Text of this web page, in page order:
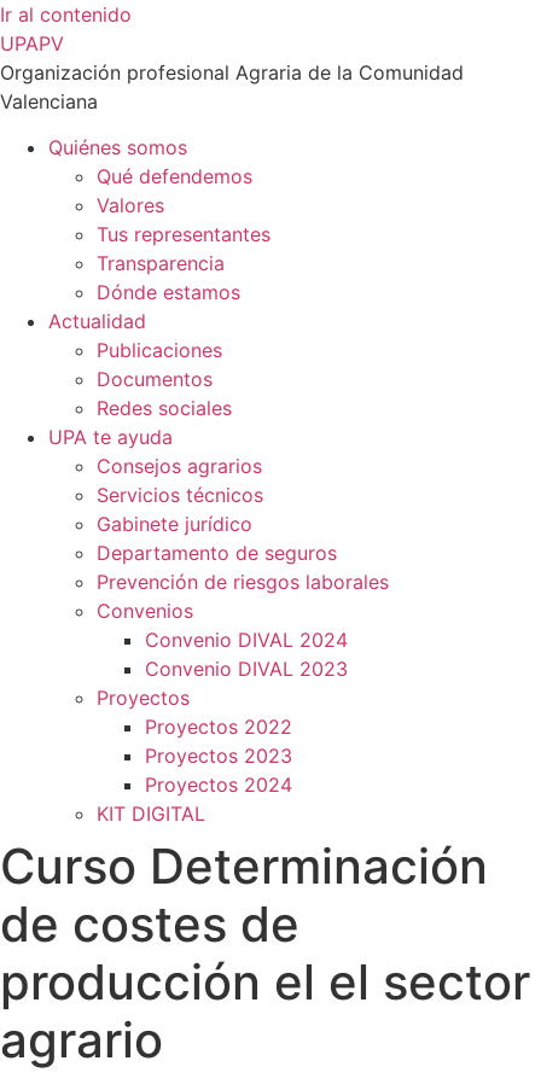
Ir al contenido
UPAPV
Organización profesional Agraria de la Comunidad
Valenciana
Quiénes somos
Qué defendemos
Valores
Tus representantes
Transparencia
Dónde estamos
Actualidad
Publicaciones
Documentos
Redes sociales
UPA te ayuda
Consejos agrarios
Servicios técnicos
Gabinete jurídico
Departamento de seguros
Prevención de riesgos laborales
Convenios
Convenio DIVAL 2024
Convenio DIVAL 2023
Proyectos
Proyectos 2022
Proyectos 2023
Proyectos 2024
KIT DIGITAL
Curso Determinación
de costes de
producción el el sector
agrario